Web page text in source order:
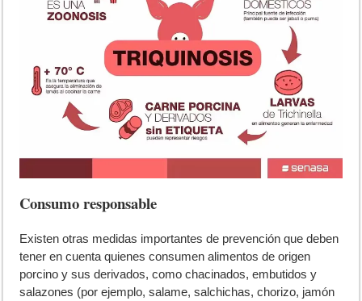
Consumo responsable
Existen otras medidas importantes de prevención que deben
tener en cuenta quienes consumen alimentos de origen
porcino y sus derivados, como chacinados, embutidos y
salazones (por ejemplo, salame, salchichas, chorizo, jamón